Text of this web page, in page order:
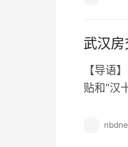
武汉房
【导语
贴和​“